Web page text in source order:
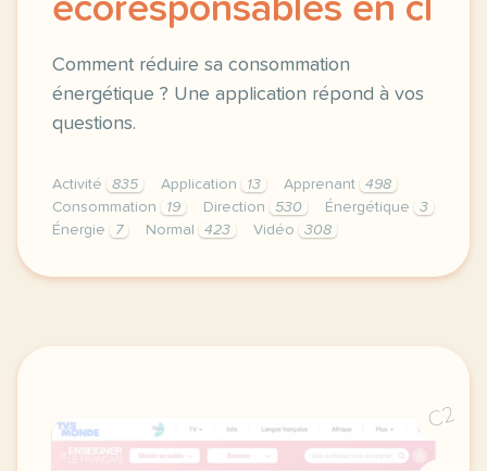
écoresponsables en cl
Comment réduire sa consommation
énergétique ? Une application répond à vos
questions.
Activité 835 Application 13 Apprenant
498
Consommation
19 Direction 530 Énergétique
3
Énergie
7 Normal 423 Vidéo 308
didomi host didomi components button cursor
C2